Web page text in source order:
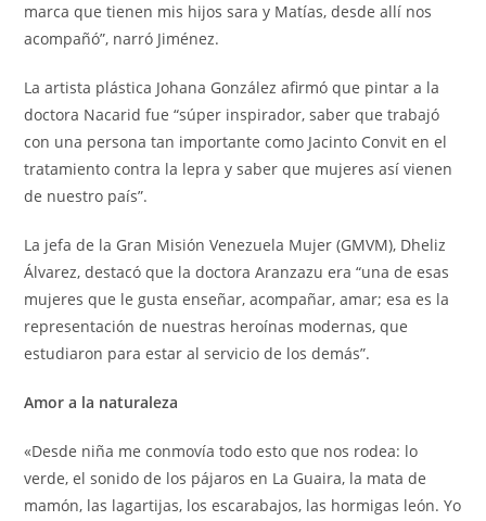
marca que tienen mis hijos sara y Matías, desde allí nos
acompañó”, narró Jiménez.
La artista plástica Johana González afirmó que pintar a la
doctora Nacarid fue “súper inspirador, saber que trabajó
con una persona tan importante como Jacinto Convit en el
tratamiento contra la lepra y saber que mujeres así vienen
de nuestro país”.
La jefa de la Gran Misión Venezuela Mujer (GMVM), Dheliz
Álvarez, destacó que la doctora Aranzazu era “una de esas
mujeres que le gusta enseñar, acompañar, amar; esa es la
representación de nuestras heroínas modernas, que
estudiaron para estar al servicio de los demás”.
Amor a la naturaleza
«Desde niña me conmovía todo esto que nos rodea: lo
verde, el sonido de los pájaros en La Guaira, la mata de
mamón, las lagartijas, los escarabajos, las hormigas león. Yo